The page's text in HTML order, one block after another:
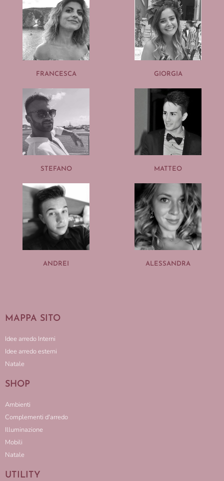
FRANCESCA GIORGIA
STEFANO MATTEO
ANDREI ALESSANDRA
MAPPA SITO
Idee arredo Interni
Idee arredo esterni
Natale
SHOP
Ambienti
Complementi d'arredo
Illuminazione
Mobili
Natale
UTILITY